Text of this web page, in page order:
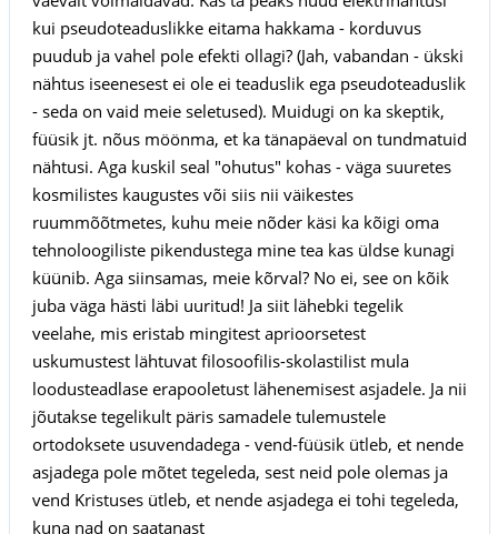
kui pseudoteaduslikke eitama hakkama - korduvus
puudub ja vahel pole efekti ollagi? (Jah, vabandan - ükski
nähtus iseenesest ei ole ei teaduslik ega pseudoteaduslik
- seda on vaid meie seletused). Muidugi on ka skeptik,
füüsik jt. nõus möönma, et ka tänapäeval on tundmatuid
nähtusi. Aga kuskil seal "ohutus" kohas - väga suuretes
kosmilistes kaugustes või siis nii väikestes
ruummõõtmetes, kuhu meie nõder käsi ka kõigi oma
tehnoloogiliste pikendustega mine tea kas üldse kunagi
küünib. Aga siinsamas, meie kõrval? No ei, see on kõik
juba väga hästi läbi uuritud! Ja siit lähebki tegelik
veelahe, mis eristab mingitest aprioorsetest
uskumustest lähtuvat filosoofilis-skolastilist mula
loodusteadlase erapooletust lähenemisest asjadele. Ja nii
jõutakse tegelikult päris samadele tulemustele
ortodoksete usuvendadega - vend-füüsik ütleb, et nende
asjadega pole mõtet tegeleda, sest neid pole olemas ja
vend Kristuses ütleb, et nende asjadega ei tohi tegeleda,
kuna nad on saatanast